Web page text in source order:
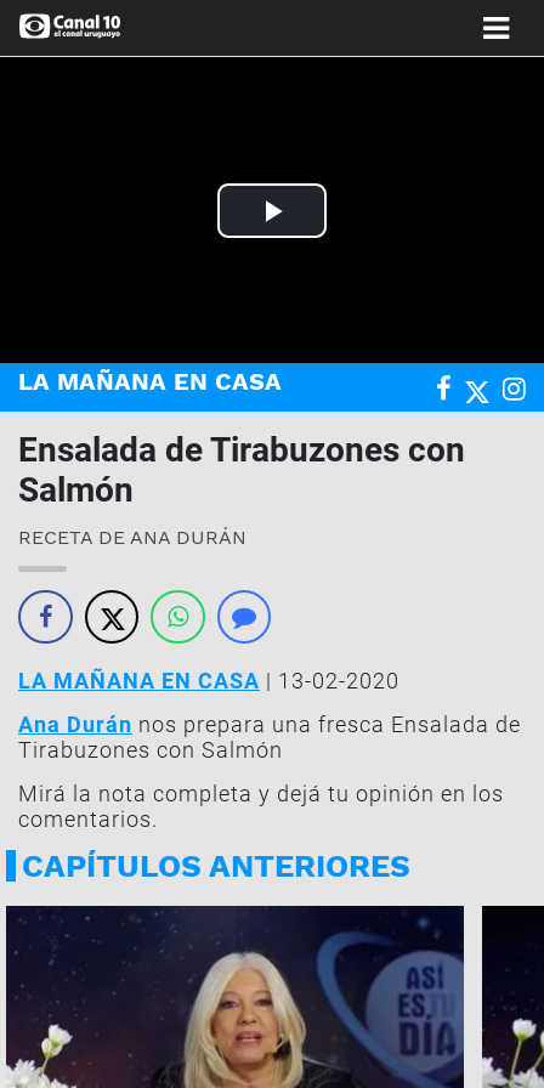
Play
LA MAÑANA EN CASA
Ensalada de Tirabuzones con
Salmón
RECETA DE ANA DURÁN
LA MAÑANA EN CASA | 13-02-2020
Ana Durán nos prepara una fresca Ensalada de
Tirabuzones con Salmón
Mirá la nota completa y dejá tu opinión en los
comentarios.
CAPÍTULOS ANTERIORES